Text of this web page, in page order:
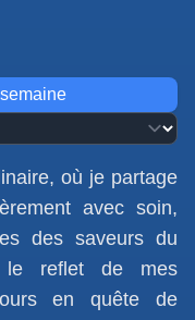
où je partage
avec soin,
des saveurs du
le reflet de mes
en quête de